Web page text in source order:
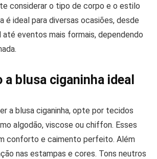
considerar o tipo de corpo e o estilo
é ideal para diversas ocasiões, desde
até eventos mais formais, dependendo
a blusa ciganinha ideal
a blusa ciganinha, opte por tecidos
algodão, viscose ou chiffon. Esses
conforto e caimento perfeito. Além
nas estampas e cores. Tons neutros